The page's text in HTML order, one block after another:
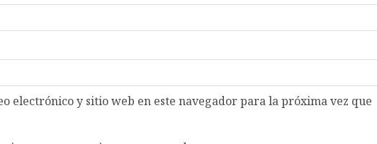
electrónico y sitio web en este navegador para la próxima vez que